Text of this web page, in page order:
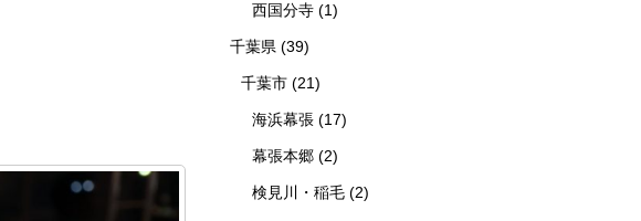
西国分寺 (1)
千葉県 (39)
千葉市 (21)
海浜幕張 (17)
幕張本郷 (2)
検見川・稲毛 (2)